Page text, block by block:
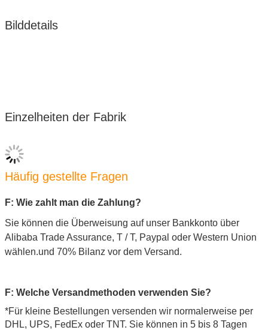
Bilddetails
Einzelheiten der Fabrik
Häufig gestellte Fragen
F: Wie zahlt man die Zahlung?
Sie können die Überweisung auf unser Bankkonto über
Alibaba Trade Assurance, T / T, Paypal oder Western Union
wählen.und 70% Bilanz vor dem Versand.
F: Welche Versandmethoden verwenden Sie?
*Für kleine Bestellungen versenden wir normalerweise per
DHL, UPS, FedEx oder TNT. Sie können in 5 bis 8 Tagen